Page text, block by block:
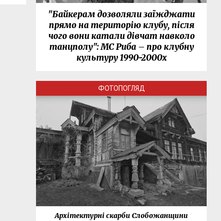
"Байкерам дозволяли заїжджати
прямо на територію клубу, після
чого вони катали дівчат навколо
танцполу": МС Риба – про клубну
культуру 1990-2000х
ФОТОПОГЛЯД
Архітектурні скарби Слобожанщини